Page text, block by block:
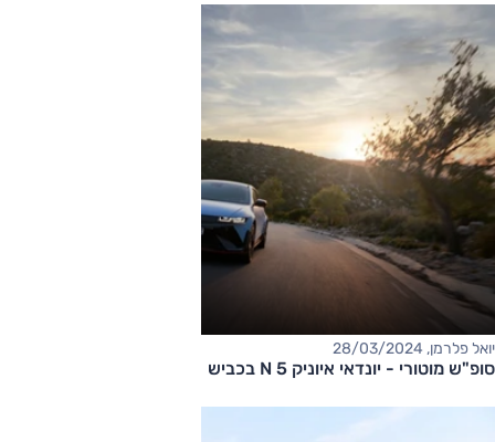
יואל פלרמן, 28/03/2024
סופ"ש מוטורי - יונדאי איוניק 5 N בכביש